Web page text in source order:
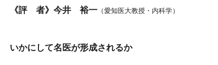
《評 者》今井 裕一 （愛知医大教授・内科学）
いかにして名医が形成されるか